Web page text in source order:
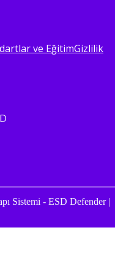
ve EğitimGizlilik
Sistemi - ESD Defender |